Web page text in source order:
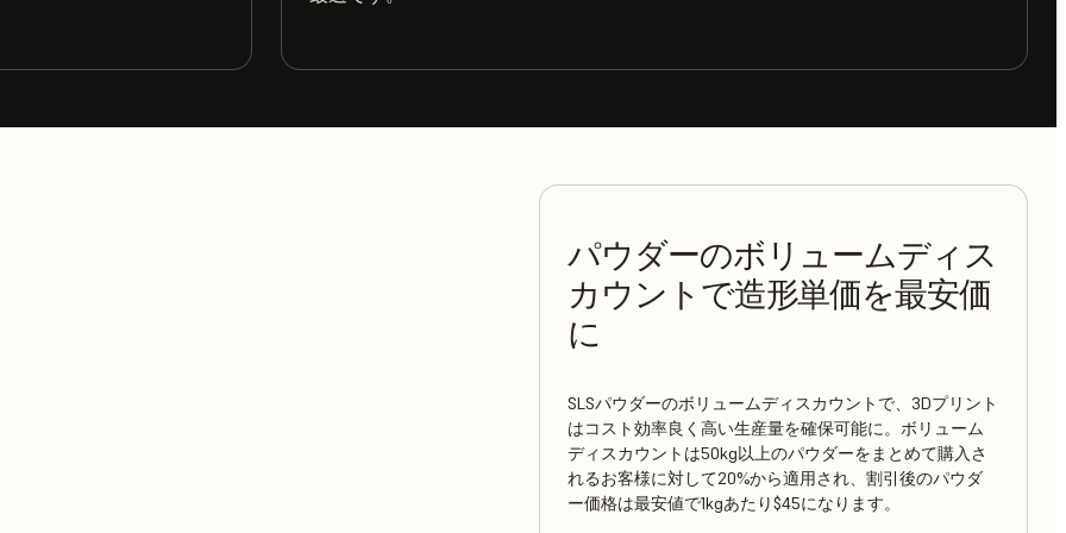
パウダーのボリュームディス
カウントで造形単価を最安価
に
SLSパウダーのボリュームディスカウントで、3Dプリント
はコスト効率良く高い生産量を確保可能に。ボリューム
ディスカウントは50kg以上のパウダーをまとめて購入さ
れるお客様に対して20%から適用され、割引後のパウダ
ー価格は最安値で1kgあたり$45になります。